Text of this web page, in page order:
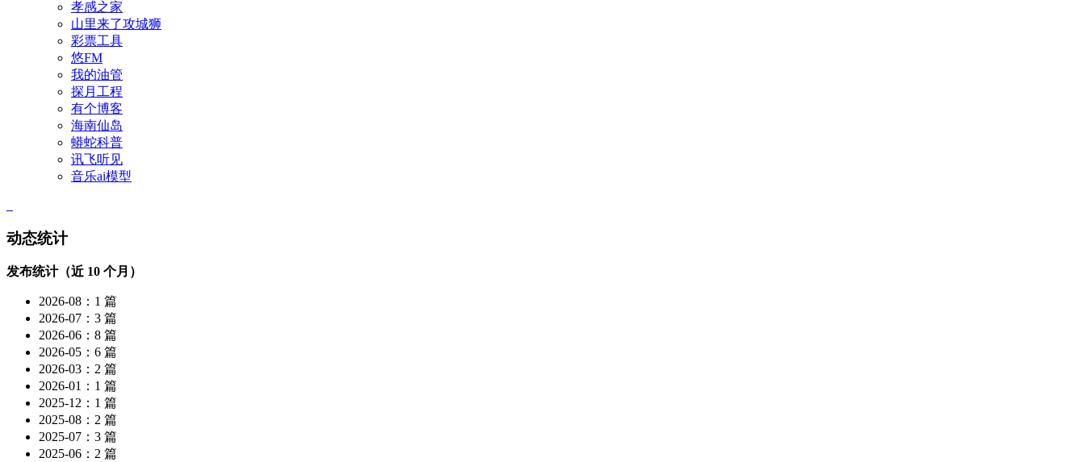
孝感之家
山里来了攻城狮
彩票工具
悠FM
我的油管
探月工程
有个博客
海南仙岛
蟒蛇科普
讯飞听见
音乐ai模型
动态统计
发布统计（近 10 个月）
2026-08：1 篇
2026-07：3 篇
2026-06：8 篇
2026-05：6 篇
2026-03：2 篇
2026-01：1 篇
2025-12：1 篇
2025-08：2 篇
2025-07：3 篇
2025-06：2 篇